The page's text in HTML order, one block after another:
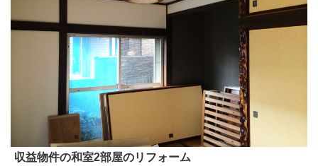
収益物件の和室2部屋のリフォーム